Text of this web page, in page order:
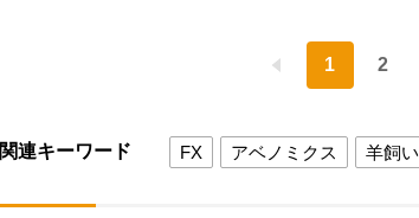
1 2
関連キーワード FX アベノミクス 羊飼い